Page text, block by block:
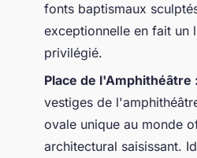
fonts baptismaux
exceptionnelle en fait un
privilégié.
Place de l'Amphithéâtre :
vestiges de
ovale unique au monde
architectural saisissant.